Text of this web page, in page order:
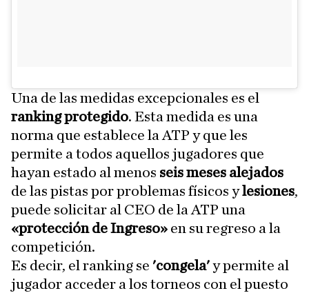
Una de las medidas excepcionales es el
ranking protegido. Esta medida es una
norma que establece la ATP y que les
permite a todos aquellos jugadores que
hayan estado al menos seis meses alejados
de las pistas por problemas físicos ylesiones,
puede solicitar al CEO de la ATP una
«protección de Ingreso» en su regreso a la
competición.
Es decir, el ranking se 'congela'y permite al
jugador acceder a los torneos con el puesto